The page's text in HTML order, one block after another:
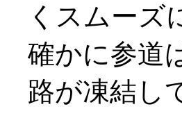
くスムーズ
確かに参道
路が凍結し